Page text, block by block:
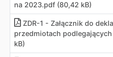
na 2023.pdf (80,42 kB)
ZDR-1 - Załącznik do
przedmiotach
kB)